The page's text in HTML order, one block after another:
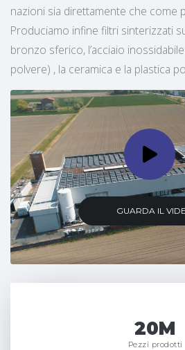
nazioni sia direttamente che come
Produciamo infine filtri sinterizzati
bronzo sferico, l’acciaio
polvere) , la ceramica e la plastica
GUARDA IL
20M
Pezzi prodotti